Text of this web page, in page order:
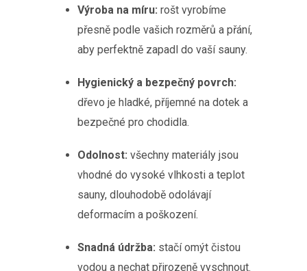
Výroba na míru: rošt vyrobíme
přesně podle vašich rozměrů a přání,
aby perfektně zapadl do vaší sauny.
Hygienický a bezpečný povrch:
dřevo je hladké, příjemné na dotek a
bezpečné pro chodidla.
Odolnost: všechny materiály jsou
vhodné do vysoké vlhkosti a teplot
sauny, dlouhodobě odolávají
deformacím a poškození.
Snadná údržba: stačí omýt čistou
vodou a nechat přirozeně vyschnout.